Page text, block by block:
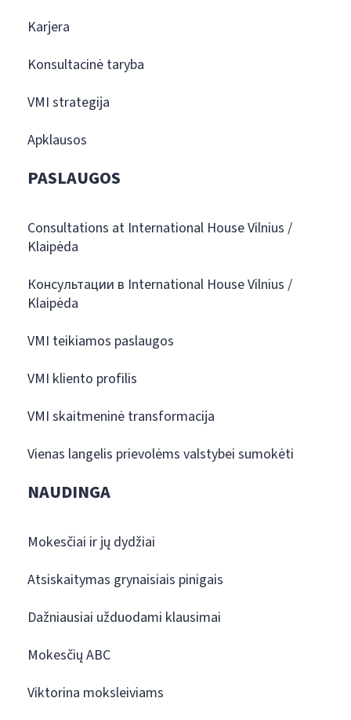
Karjera
Konsultacinė taryba
VMI strategija
Apklausos
PASLAUGOS
Consultations at International House Vilnius /
Klaipėda
Консультации в International House Vilnius /
Klaipėda
VMI teikiamos paslaugos
VMI kliento profilis
VMI skaitmeninė transformacija
Vienas langelis prievolėms valstybei sumokėti
NAUDINGA
Mokesčiai ir jų dydžiai
Atsiskaitymas grynaisiais pinigais
Dažniausiai užduodami klausimai
Mokesčių ABC
Viktorina moksleiviams